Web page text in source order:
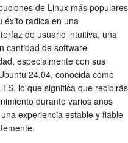
de Linux más populares
éxito radica en una
de usuario intuitiva, una
cantidad de software
especialmente con sus
24.04, conocida como
lo que significa que recibirás
durante varios años
experiencia estable y fiable